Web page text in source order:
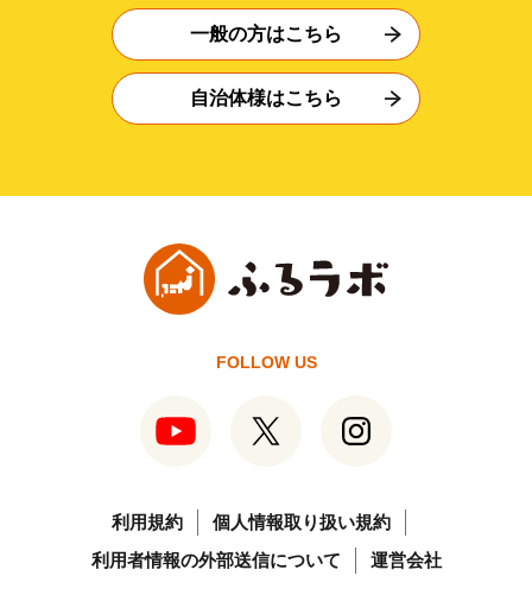
一般の方はこちら
自治体様はこちら
FOLLOW US
利用規約
個人情報取り扱い規約
利用者情報の外部送信について
運営会社